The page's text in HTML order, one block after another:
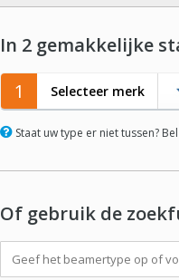
In 2 gemakkelijke
Selecteer merk
Staat uw type er niet tussen?
Of gebruik de